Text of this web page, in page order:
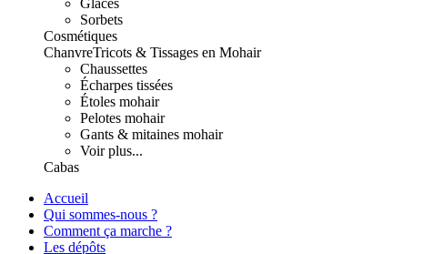
Glaces
Sorbets
Cosmétiques
ChanvreTricots & Tissages en Mohair
Chaussettes
Écharpes tissées
Étoles mohair
Pelotes mohair
Gants & mitaines mohair
Voir plus...
Cabas
Accueil
Qui sommes-nous ?
Comment ça marche ?
Les dépôts